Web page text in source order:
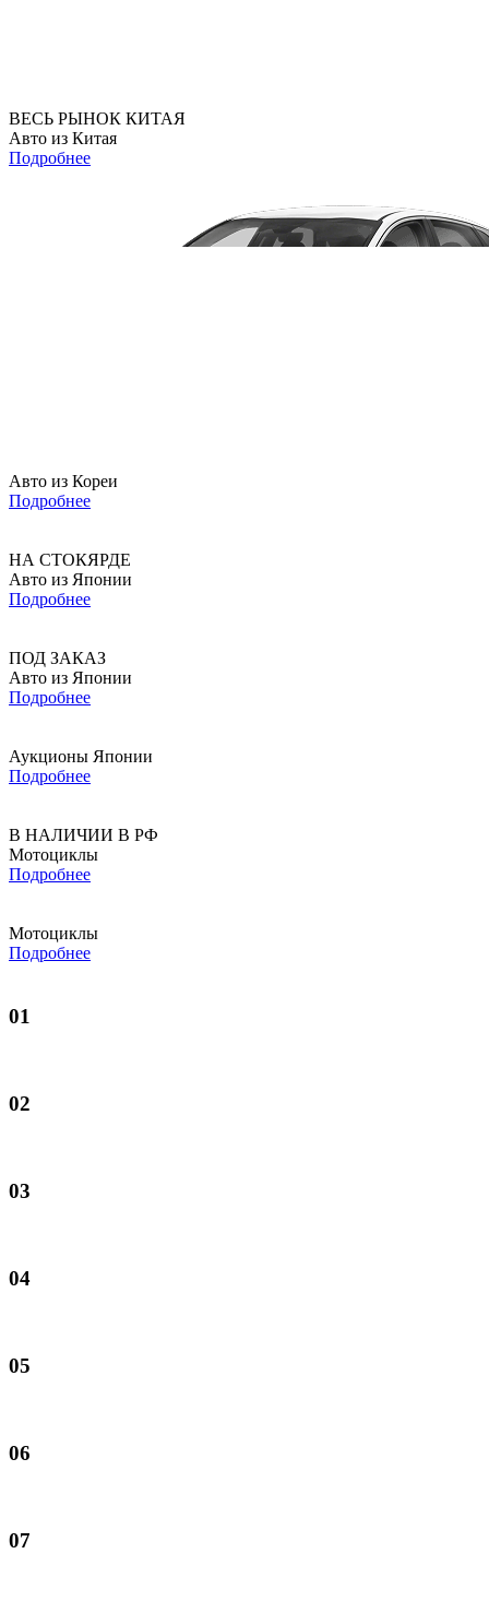
ВЕСЬ РЫНОК КИТАЯ
Авто из Китая
Подробнее
Авто из Кореи
Подробнее
НА СТОКЯРДЕ
Авто из Японии
Подробнее
ПОД ЗАКАЗ
Авто из Японии
Подробнее
Аукционы Японии
Подробнее
В НАЛИЧИИ В РФ
Мотоциклы
Подробнее
Мотоциклы
Подробнее
01
02
03
04
05
06
07